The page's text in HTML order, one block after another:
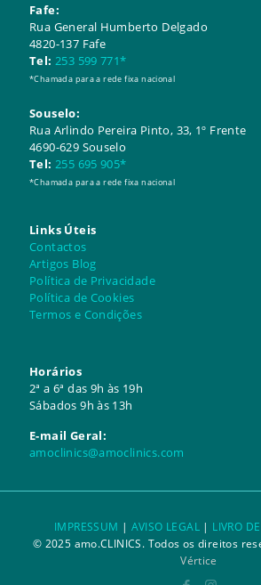
Fafe:
Rua General Humberto Delgado
4820-137 Fafe
Tel: 253 599 771*
*Chamada para a rede fixa nacional
Souselo:
​​Rua Arlindo Pereira Pinto, 33, 1º Frente
4690-629 Souselo
Tel: 255 695 905*
*Chamada para a rede fixa nacional
Links Úteis
Contactos
Artigos Blog
Política de Privacidade
Política de Cookies
Termos e Condições
Horários
2ª a 6ª das 9h às 19h
Sábados 9h às 13h
E-mail Geral:
amoclinics@amoclinics.com
IMPRESSUM | AVISO LEGAL | LIVRO
© 2025 amo.CLINICS. Todos os direitos
Vértice